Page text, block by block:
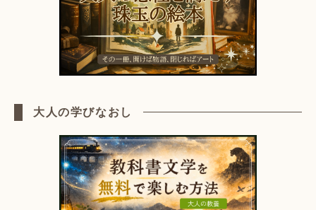
大人の学びなおし